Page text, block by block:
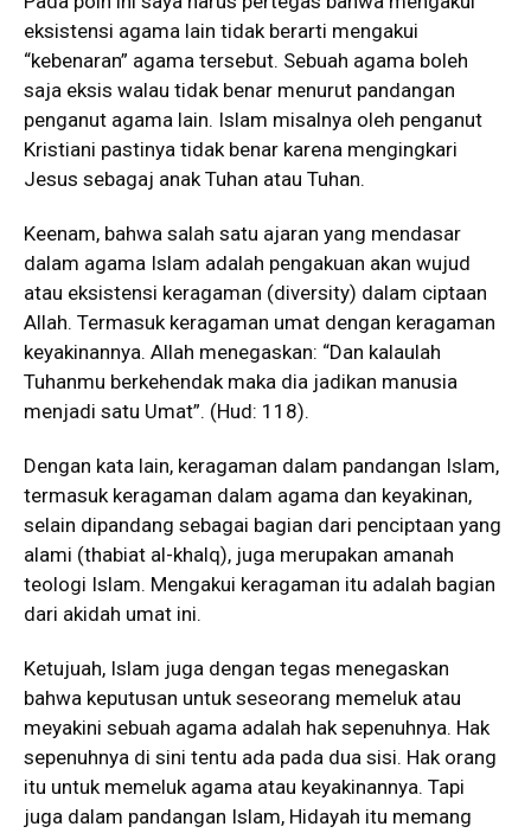
eksistensi agama lain tidak berarti mengakui
“kebenaran” agama tersebut. Sebuah agama boleh
saja eksis walau tidak benar menurut pandangan
penganut agama lain. Islam misalnya oleh penganut
Kristiani pastinya tidak benar karena mengingkari
Jesus sebagaj anak Tuhan atau Tuhan.
Keenam, bahwa salah satu ajaran yang mendasar
dalam agama Islam adalah pengakuan akan wujud
atau eksistensi keragaman (diversity) dalam ciptaan
Allah. Termasuk keragaman umat dengan keragaman
keyakinannya. Allah menegaskan: “Dan kalaulah
Tuhanmu berkehendak maka dia jadikan manusia
menjadi satu Umat”. (Hud: 118).
Dengan kata lain, keragaman dalam pandangan Islam,
termasuk keragaman dalam agama dan keyakinan,
selain dipandang sebagai bagian dari penciptaan yang
alami (thabiat al-khalq), juga merupakan amanah
teologi Islam. Mengakui keragaman itu adalah bagian
dari akidah umat ini.
Ketujuah, Islam juga dengan tegas menegaskan
bahwa keputusan untuk seseorang memeluk atau
meyakini sebuah agama adalah hak sepenuhnya. Hak
sepenuhnya di sini tentu ada pada dua sisi. Hak orang
itu untuk memeluk agama atau keyakinannya. Tapi
juga dalam pandangan Islam, Hidayah itu memang